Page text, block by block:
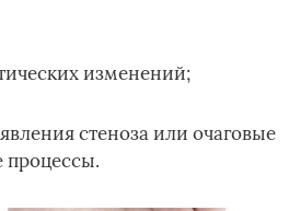
изменений;
стеноза или очаговые
процессы.